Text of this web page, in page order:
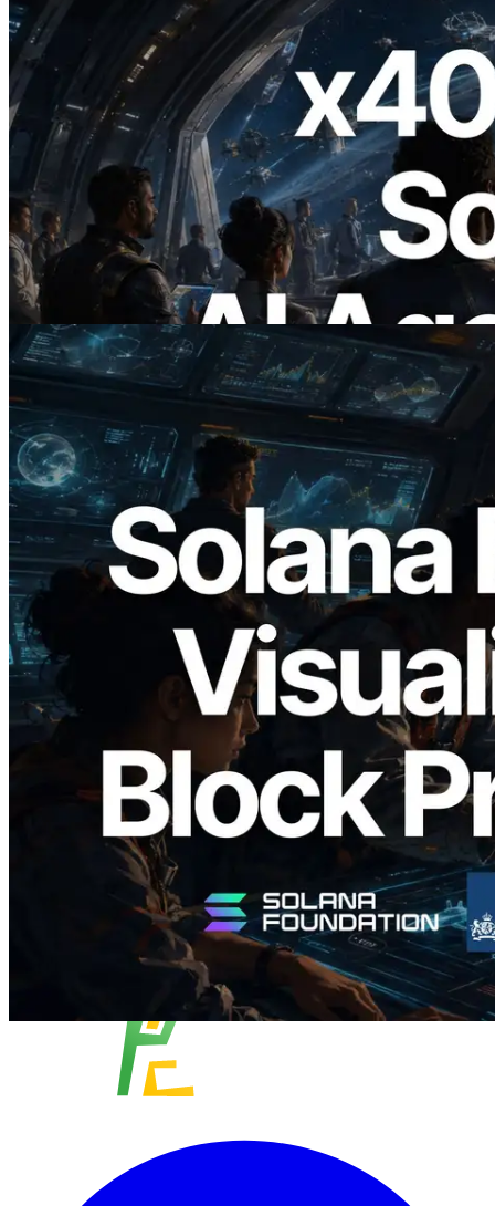
2026.07.04
ERPC lança Solana RPC com suporte a
x402 — A era em que agentes de IA
pagam sob demanda pelas APIs de que
precisam
Ler este artigo
2026.05.24
Validators Solutions lança Solana Block
Analyzer — Visualizando o tempo de
produção de bloco por slot e o validador
responsável